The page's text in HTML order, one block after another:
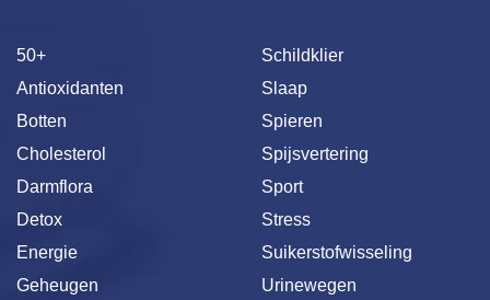
50+
Antioxidanten
Botten
Cholesterol
Darmflora
Detox
Energie
Geheugen
Schildklier
Slaap
Spieren
Spijsvertering
Sport
Stress
Suikerstofwisseling
Urinewegen